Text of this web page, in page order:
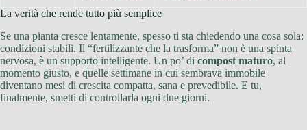
La verità che rende tutto più semplice
Se una pianta cresce lentamente, spesso ti sta chiedendo una cosa sola:
condizioni stabili. Il “fertilizzante che la trasforma” non è una spinta
nervosa, è un supporto intelligente. Un po’ di compost maturo, al
momento giusto, e quelle settimane in cui sembrava immobile
diventano mesi di crescita compatta, sana e prevedibile. E tu,
finalmente, smetti di controllarla ogni due giorni.